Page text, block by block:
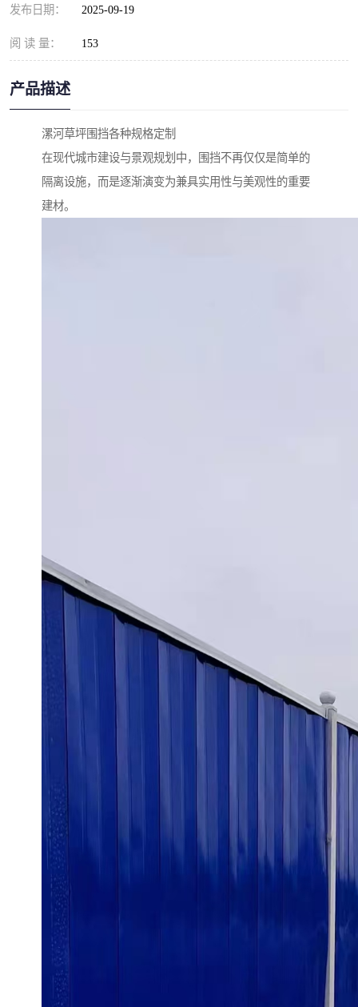
发布日期： 2025-09-19
阅 读 量： 153
产品描述
漯河草坪围挡各种规格定制
在现代城市建设与景观规划中，围挡不再仅仅是简单的
隔离设施，而是逐渐演变为兼具实用性与美观性的重要
建材。